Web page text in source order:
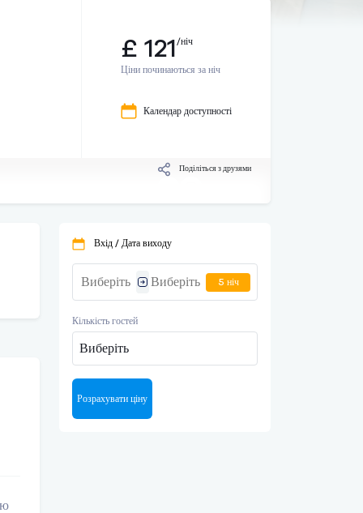
£ 121 /ніч
Ціни починаються за ніч
Календар доступності
Поділіться з друзями
Вхід / Дата виходу
5 ніч
Кількість гостей
Виберіть
Розрахувати ціну